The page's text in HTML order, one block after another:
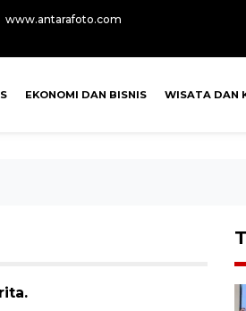
www.antarafoto.com
EKONOMI DAN BISNIS WISATA DAN